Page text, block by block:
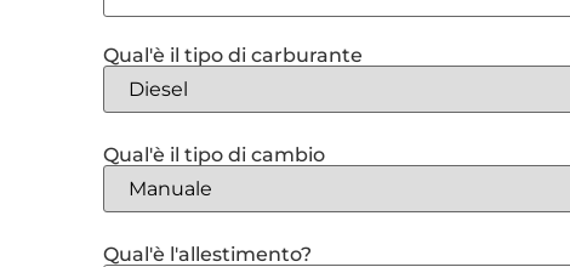
Qual'è il tipo di carburante
Qual'è il tipo di cambio
Qual'è l'allestimento?